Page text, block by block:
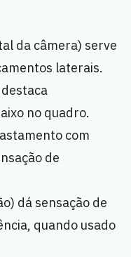
da câmera) serve
laterais.
no quadro.
com
de
dá sensação de
quando usado